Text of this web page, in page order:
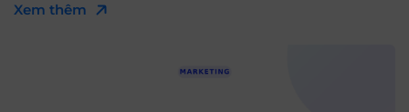
Xem thêm